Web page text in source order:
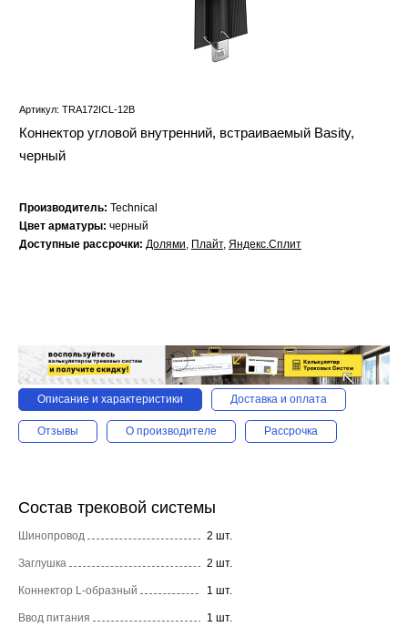
Артикул: TRA172ICL-12B
Коннектор угловой внутренний, встраиваемый Basity,
черный
Производитель: Technical
Цвет арматуры: черный
Доступные рассрочки: Долями, Плайт, Яндекс.Сплит
Описание и характеристики Доставка и оплата
Отзывы О производителе Рассрочка
Состав трековой системы
Шинопровод 2 шт.
Заглушка 2 шт.
Коннектор L-образный 1 шт.
Ввод питания 1 шт.